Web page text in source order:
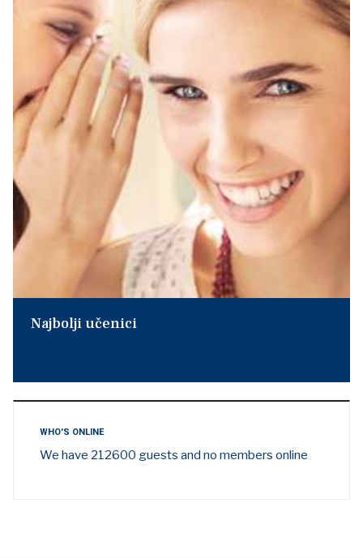
Najbolji učenici
WHO'S ONLINE
We have 212600 guests and no members online